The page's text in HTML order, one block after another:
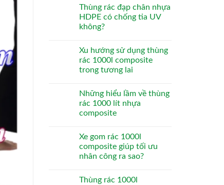
Thùng rác đạp chân nhựa
HDPE có chống tia UV
không?
Xu hướng sử dụng thùng
rác 1000l composite
trong tương lai
Những hiểu lầm về thùng
rác 1000 lít nhựa
composite
Xe gom rác 1000l
composite giúp tối ưu
nhân công ra sao?
Thùng rác 1000l